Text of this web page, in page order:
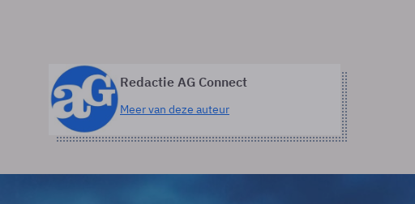
Redactie AG Connect
Meer van deze auteur